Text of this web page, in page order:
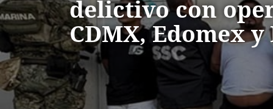
delictivo con
CDMX, Edomex